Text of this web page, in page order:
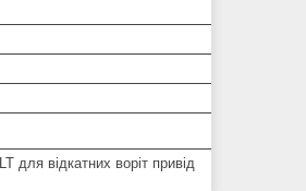
для відкатних воріт привід